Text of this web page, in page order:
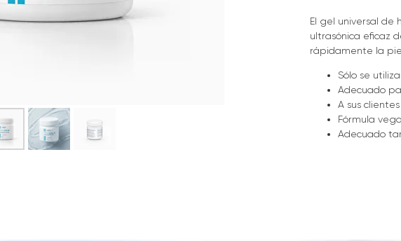
El gel universal de
ultrasónica eficaz
rápidamente la
Sólo se
Adecuado
A sus
Fórmula
Adecuado